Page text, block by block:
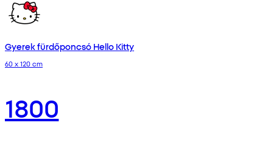
Gyerek fürdőponcsó Hello Kitty
60 x 120 cm
1800